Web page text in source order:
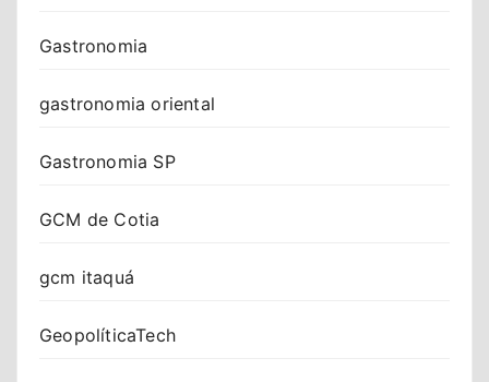
Gastronomia
gastronomia oriental
Gastronomia SP
GCM de Cotia
gcm itaquá
GeopolíticaTech